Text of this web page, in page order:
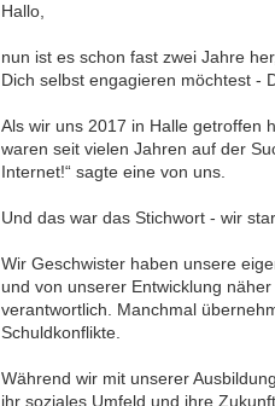
Hallo,
nun ist es schon fast zwei Jahre
Dich selbst engagieren möchtest -
Als wir uns 2017 in Halle getroffen
waren seit vielen Jahren auf der
Internet!“ sagte eine von uns.
Und das war das Stichwort - wir
Wir Geschwister haben unsere
und von unserer Entwicklung
verantwortlich. Manchmal
Schuldkonflikte.
Während wir mit unserer
ihr soziales Umfeld und ihre